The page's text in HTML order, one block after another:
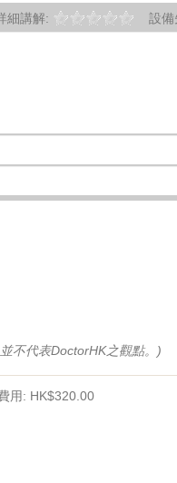
細講解: 設備
不代表DoctorHK之觀點。)
: HK$320.00